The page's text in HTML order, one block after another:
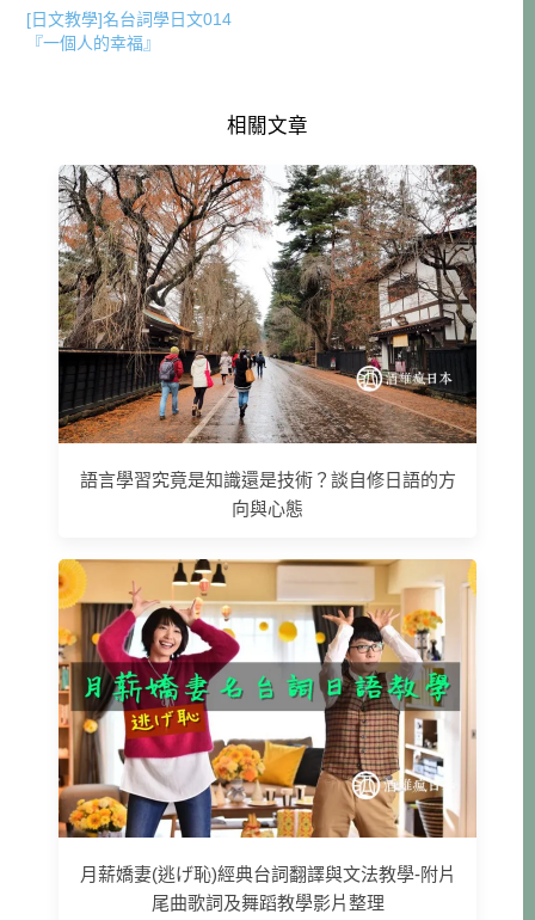
[日文教學]名台詞學日文014
『一個人的幸福』
相關文章
語言學習究竟是知識還是技術？談自修日語的方
向與心態
月薪嬌妻(逃げ恥)經典台詞翻譯與文法教學-附片
尾曲歌詞及舞蹈教學影片整理